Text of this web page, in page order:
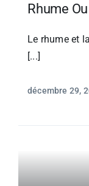
Rhume
Le rhume et
[...]
décembre 29,